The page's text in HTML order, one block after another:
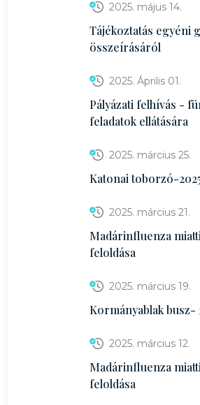
2025. május 14.
Tájékoztatás egyéni
összeírásáról
2025. Április 01.
Pályázati felhívás -
feladatok ellátására
2025. március 25.
Katonai toborzó-
2025. március 21.
Madárinfluenza
feloldása
2025. március 19.
Kormányablak busz-
2025. március 12.
Madárinfluenza
feloldása